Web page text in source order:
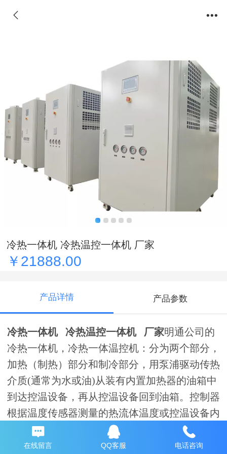
冷热一体机 冷热温控一体机 厂家
￥21888.00
产品详情 产品参数
冷热一体机 冷热温控一体机 厂家明通公司的
冷热一体机，冷热一体温控机：分为两个部分，
加热（制热）部分和制冷部分，用泵浦驱动传热
介质(通常为水或油)从装有内置加热器的油箱中
到达控温设备，再从控温设备回到油箱。控制器
根据温度传感器测量的热流体温度或控温设备内
部温度，调节热流体的温度从而调节控温设备的
温度，一般用水作为介质控制温度范围较低，用
在线留言 QQ客服 电话咨询